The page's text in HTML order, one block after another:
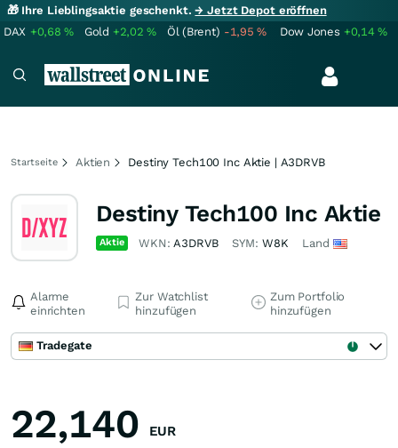
🎁 Ihre Lieblingsaktie geschenkt.→ Jetzt Depot eröffnen
DAX +0,68% Gold +2,02% Öl (Brent) -1,95% Dow Jones +0,14%
Startseite Aktien Destiny Tech100 Inc Aktie | A3DRVB
Destiny Tech100 Inc Aktie
Aktie WKN:A3DRVB SYM: W8K Land
Alarme
einrichten
Zur Watchlist
hinzufügen
Zum Portfolio
hinzufügen
Tradegate
22,140 EUR